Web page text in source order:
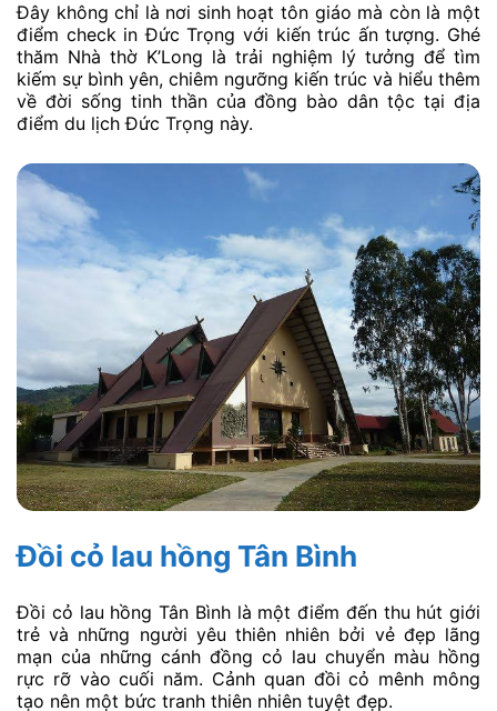
Đây không chỉ là nơi sinh hoạt tôn giáo mà còn là một
điểm check in Đức Trọng với kiến trúc ấn tượng. Ghé
thăm Nhà thờ K’Long là trải nghiệm lý tưởng để tìm
kiếm sự bình yên, chiêm ngưỡng kiến trúc và hiểu thêm
về đời sống tinh thần của đồng bào dân tộc tại địa
điểm du lịch Đức Trọng này.
Đồi cỏ lau hồng Tân Bình
Đồi cỏ lau hồng Tân Bình là một điểm đến thu hút giới
trẻ và những người yêu thiên nhiên bởi vẻ đẹp lãng
mạn của những cánh đồng cỏ lau chuyển màu hồng
rực rỡ vào cuối năm. Cảnh quan đồi cỏ mênh mông
tạo nên một bức tranh thiên nhiên tuyệt đẹp.